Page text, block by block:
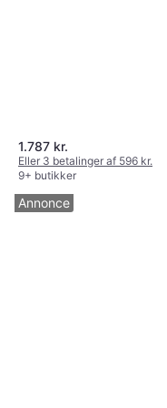
1.787 kr.
Eller 3 betalinger af 596 kr.
9+ butikker
Annonce